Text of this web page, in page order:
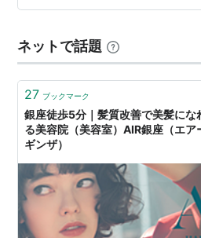
毎日のドライヤー作業が劇的に
ますね😊 ​1. 毎日のドライヤー問
主「速乾タオル」 ​ロングヘ…
ネットで話題
27 ブックマーク
銀座徒歩5分｜髪質改善で美髪にな
る美容院（美容室）AIR銀座（エア
ギンザ）